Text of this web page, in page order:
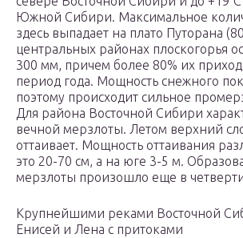
Южной Сибири. Максимальное
здесь выпадает на плато Путорана
центральных районах плоскогорья
300 мм, причем более 80% их
период года. Мощность снежного
поэтому происходит сильное
Для района Восточной Сибири
вечной мерзлоты. Летом верхний
оттаивает. Мощность оттаивания
это 20-70 см, а на юге 3-5 м.
мерзлоты произошло еще в
Крупнейшими реками Восточной
Енисей и Лена с притоками